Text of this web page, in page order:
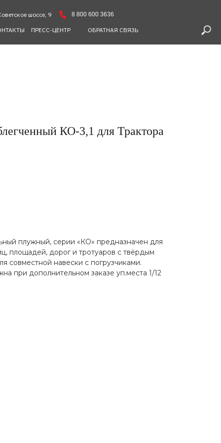
ОБРАТНАЯ СВЯЗЬ
ПРЕСС-ЦЕНТР
шоссе, 9 8 800 600 3636
КО-3,1 для Трактора
плужный, серии «КО» предназначен для
площадей, дорог и тротуаров с твёрдым
совместной навески с погрузчиками.
при дополнительном заказе уп.места 1/12